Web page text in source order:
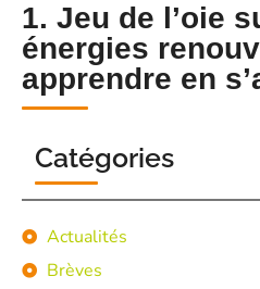
1. Jeu de l’oie
énergies
apprendre en
Catégories
Actualités
Brèves